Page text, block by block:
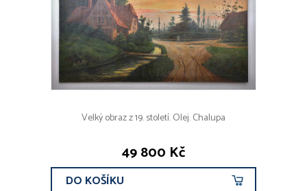
Velký obraz z 19. století. Olej. Chalupa
49 800 Kč
DO KOŠÍKU